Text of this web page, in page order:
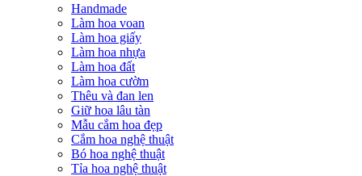
Handmade
Làm hoa voan
Làm hoa giấy
Làm hoa nhựa
Làm hoa đất
Làm hoa cườm
Thêu và đan len
Giữ hoa lâu tàn
Mẫu cắm hoa đẹp
Cắm hoa nghệ thuật
Bó hoa nghệ thuật
Tỉa hoa nghệ thuật